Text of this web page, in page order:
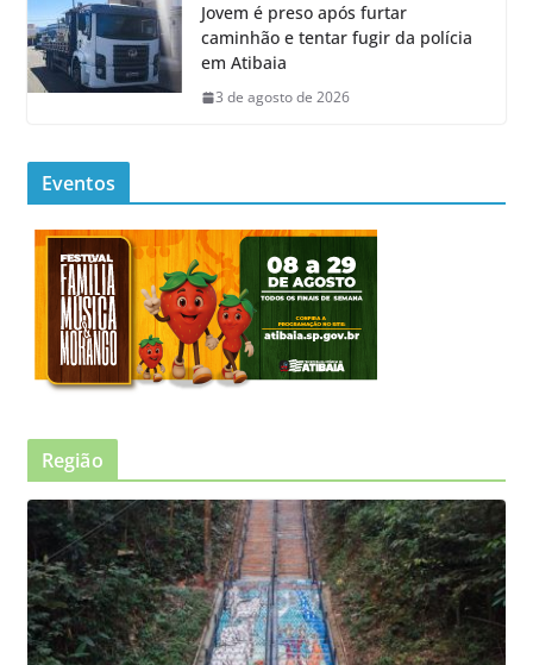
Jovem é preso após furtar
caminhão e tentar fugir da polícia
em Atibaia
3 de agosto de 2026
Eventos
Região